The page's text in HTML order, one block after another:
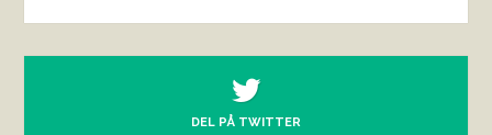
DEL PÅ TWITTER